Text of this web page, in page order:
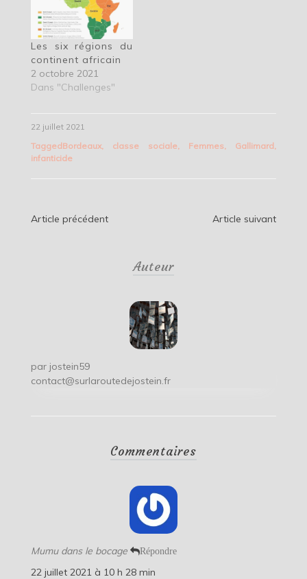
Les six régions du
continent africain
2 octobre 2021
Dans "Challenges"
22 juillet 2021
TaggedBordeaux, classe sociale Femmes Gallimard
infanticide
Navigation
Article précédent Article suivant
Auteur
par jostein59
contact@surlaroutedejostein.fr
Commentaires
Mumu dans le bocage Répondre
22 juillet 2021 à 10 h 28 min